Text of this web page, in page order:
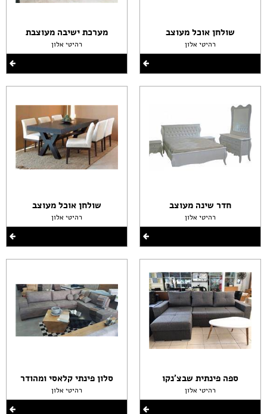
שולחן אוכל מעוצב
רהיטי אלון
חדר שינה מעוצב
רהיטי אלון
ספה פינתית שבצ'נקו
רהיטי אלון
מערכת ישיבה מעוצבת
רהיטי אלון
שולחן אוכל מעוצב
רהיטי אלון
סלון פינתי קלאסי ומהודר
רהיטי אלון